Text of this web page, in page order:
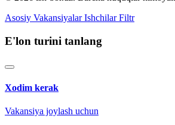
Asosiy Vakansiyalar Ishchilar Filtr
E'lon turini tanlang
Xodim kerak
Vakansiya joylash uchun